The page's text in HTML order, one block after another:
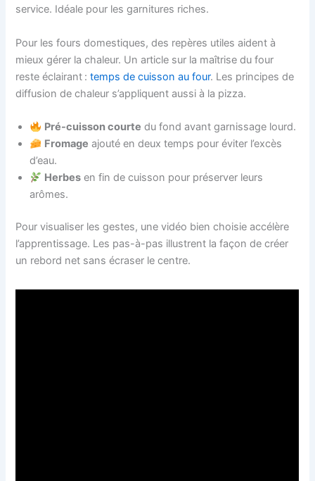
service. Idéale pour les garnitures riches.
Pour les fours domestiques, des repères utiles aident à
mieux gérer la chaleur. Un article sur la maîtrise du four
reste éclairant :temps de cuisson au four. Les principes de
diffusion de chaleur s’appliquent aussi à la pizza.
Pré-cuisson courte du fond avant garnissage lourd.
Fromage ajouté en deux temps pour éviter l’excès
d’eau.
Herbes en fin de cuisson pour préserver leurs
arômes.
Pour visualiser les gestes, une vidéo bien choisie accélère
l’apprentissage. Les pas-à-pas illustrent la façon de créer
un rebord net sans écraser le centre.